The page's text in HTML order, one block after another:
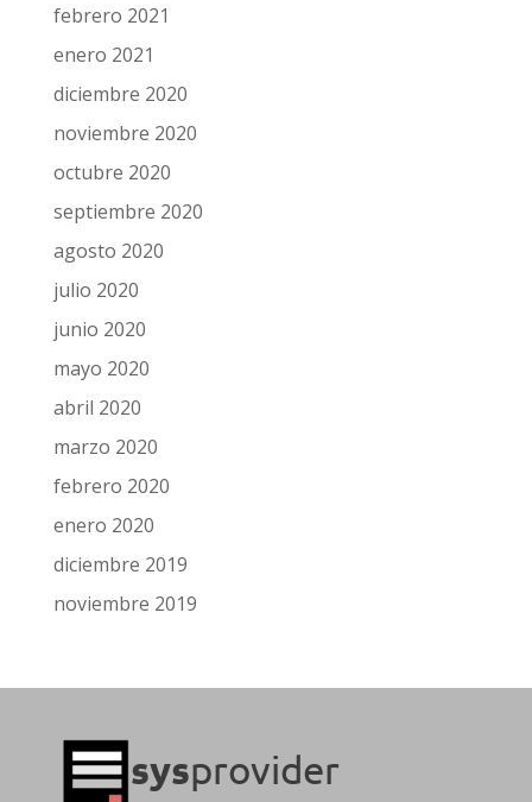
febrero 2021
enero 2021
diciembre 2020
noviembre 2020
octubre 2020
septiembre 2020
agosto 2020
julio 2020
junio 2020
mayo 2020
abril 2020
marzo 2020
febrero 2020
enero 2020
diciembre 2019
noviembre 2019